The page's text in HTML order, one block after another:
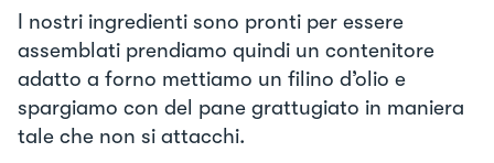
I nostri ingredienti sono pronti per essere
assemblati prendiamo quindi un contenitore
adatto a forno mettiamo un filino d’olio e
spargiamo con del pane grattugiato in maniera
tale che non si attacchi.